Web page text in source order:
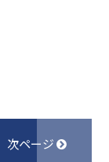
次ページ